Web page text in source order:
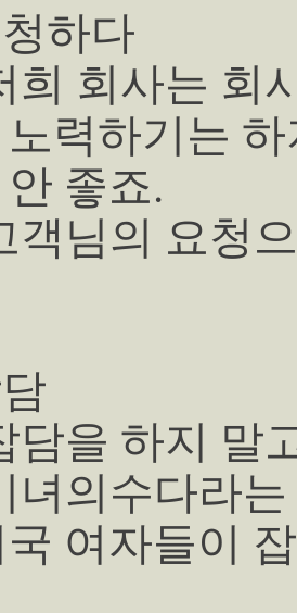
하다
희 회사는 회
력하기는
좋죠.
객님의 요청
담을 하지 말
녀의수다라
여자들이